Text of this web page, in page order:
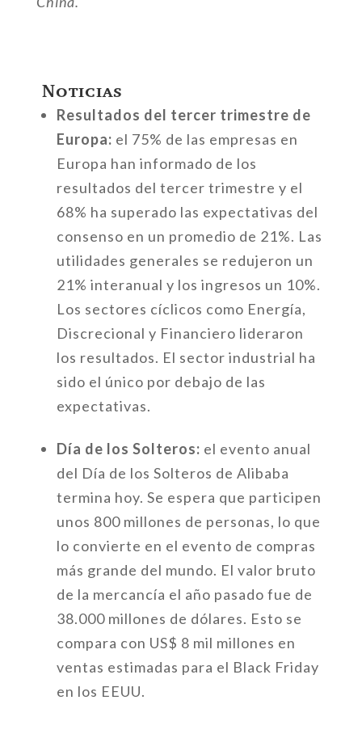
Noticias
Resultados del tercer trimestre de
Europa: el 75% de las empresas en
Europa han informado de los
resultados del tercer trimestre y el
68% ha superado las expectativas del
consenso en un promedio de 21%. Las
utilidades generales se redujeron un
21% interanual y los ingresos un 10%.
Los sectores cíclicos como Energía,
Discrecional y Financiero lideraron
los resultados. El sector industrial ha
sido el único por debajo de las
expectativas.
Día de los Solteros: el evento anual
del Día de los Solteros de Alibaba
termina hoy. Se espera que participen
unos 800 millones de personas, lo que
lo convierte en el evento de compras
más grande del mundo. El valor bruto
de la mercancía el año pasado fue de
38.000 millones de dólares. Esto se
compara con US$ 8 mil millones en
ventas estimadas para el Black Friday
en los EEUU.